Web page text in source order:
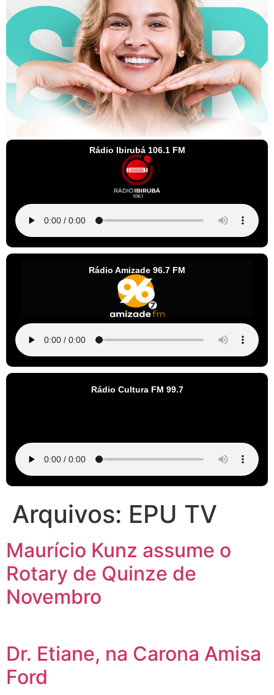
Rádio Ibirubá 106.1 FM
Rádio Amizade 96.7 FM
Rádio Cultura FM 99.7
Arquivos: EPU TV
Maurício Kunz assume o
Rotary de Quinze de
Novembro
Dr. Etiane, na Carona Amisa
Ford